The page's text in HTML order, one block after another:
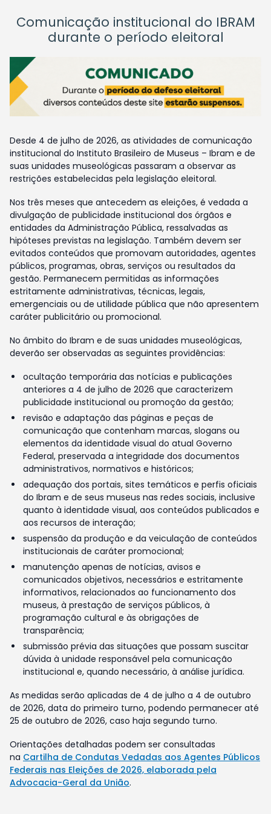
Comunicação institucional do IBRAM
durante o período eleitoral
Desde 4 de julho de 2026, as atividades de comunicação
institucional do Instituto Brasileiro de Museus – Ibram e de
suas unidades museológicas passaram a observar as
restrições estabelecidas pela legislação eleitoral.
Nos três meses que antecedem as eleições, é vedada a
divulgação de publicidade institucional dos órgãos e
entidades da Administração Pública, ressalvadas as
hipóteses previstas na legislação. Também devem ser
evitados conteúdos que promovam autoridades, agentes
públicos, programas, obras, serviços ou resultados da
gestão. Permanecem permitidas as informações
estritamente administrativas, técnicas, legais,
emergenciais ou de utilidade pública que não apresentem
caráter publicitário ou promocional.
No âmbito do Ibram e de suas unidades museológicas,
deverão ser observadas as seguintes providências:
ocultação temporária das notícias e publicações
anteriores a 4 de julho de 2026 que caracterizem
publicidade institucional ou promoção da gestão;
revisão e adaptação das páginas e peças de
comunicação que contenham marcas, slogans ou
elementos da identidade visual do atual Governo
Federal, preservada a integridade dos documentos
administrativos, normativos e históricos;
adequação dos portais, sites temáticos e perfis oficiais
do Ibram e de seus museus nas redes sociais, inclusive
quanto à identidade visual, aos conteúdos publicados e
aos recursos de interação;
suspensão da produção e da veiculação de conteúdos
institucionais de caráter promocional;
manutenção apenas de notícias, avisos e
comunicados objetivos, necessários e estritamente
informativos, relacionados ao funcionamento dos
museus, à prestação de serviços públicos, à
programação cultural e às obrigações de
transparência;
submissão prévia das situações que possam suscitar
dúvida à unidade responsável pela comunicação
institucional e, quando necessário, à análise jurídica.
As medidas serão aplicadas de 4 de julho a 4 de outubro
de 2026, data do primeiro turno, podendo permanecer até
25 de outubro de 2026, caso haja segundo turno.
Orientações detalhadas podem ser consultadas
na Cartilha de Condutas Vedadas aos Agentes Públicos
Federais nas Eleições de 2026, elaborada pela
Advocacia-Geral da União.